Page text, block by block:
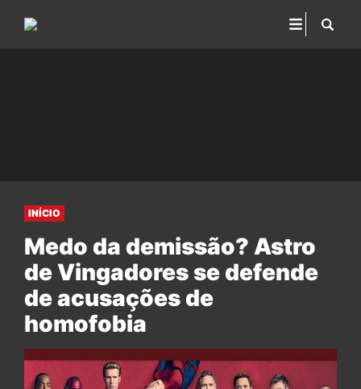
INÍCIO
Medo da demissão? Astro
de Vingadores se defende
de acusações de
homofobia